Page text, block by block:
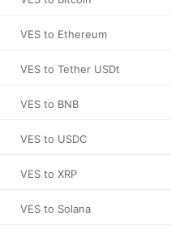
VES to Ethereum
VES to Tether USDt
VES to BNB
VES to USDC
VES to XRP
VES to Solana